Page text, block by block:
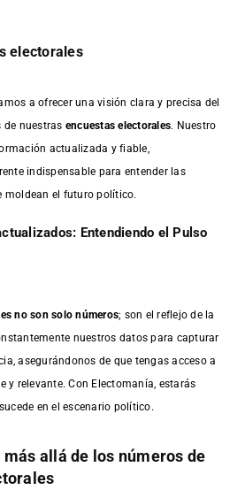
electorales
a ofrecer una visión clara y precisa del
nuestras encuestas electorales. Nuestro
actualizada y fiable,
indispensable para entender las
moldean el futuro político.
Entendiendo el Pulso
no son solo números; son el reflejo de la
nuestros datos para capturar
asegurándonos de que tengas acceso a
y relevante. Con Electomanía, estarás
en el escenario político.
allá de los números de